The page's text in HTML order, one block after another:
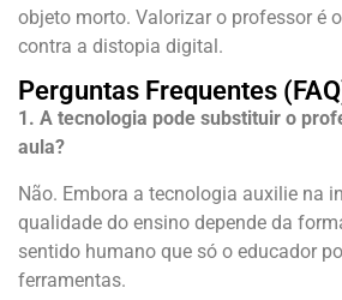
objeto morto. Valorizar o professor é
contra a distopia digital.
Perguntas Frequentes
1. A tecnologia pode substituir o
aula?
Não. Embora a tecnologia auxilie na
qualidade do ensino depende da
sentido humano que só o educador
ferramentas.